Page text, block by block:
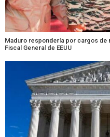
Maduro respondería por cargos
Fiscal General de EEUU